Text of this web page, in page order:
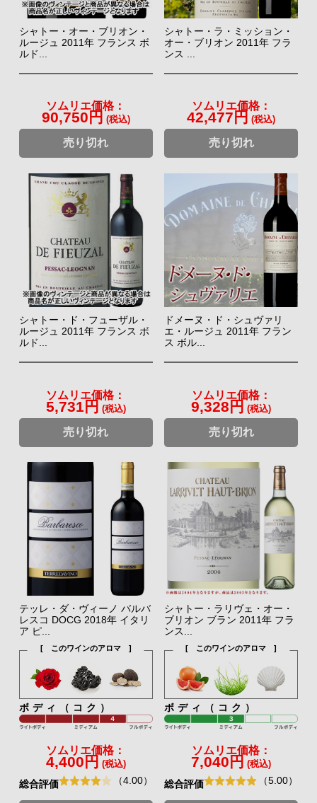
シャトー・オー・ブリオン・
ルージュ 2011年 フランス ボ
ルド...
ソムリエ価格：
90,750円 (税込)
売り切れ
シャトー・ラ・ミッション・
オー・ブリオン 2011年 フラ
ンス ...
ソムリエ価格：
42,477円 (税込)
売り切れ
シャトー・ド・フューザル・
ルージュ 2011年 フランス ボ
ルド...
ソムリエ価格：
5,731円 (税込)
売り切れ
ドメーヌ・ド・シュヴァリ
エ・ルージュ 2011年 フラン
ス ボル...
ソムリエ価格：
9,328円 (税込)
売り切れ
テッレ・ダ・ヴィーノ バルバ
レスコ DOCG 2018年 イタリ
ア ピ...
[ このワインのアロマ ]
ボディ（コク）
ソムリエ価格：
4,400円 (税込)
総合評価 （4.00）
シャトー・ラリヴェ・オー・
ブリオン ブラン 2011年 フラ
ンス...
[ このワインのアロマ ]
ボディ（コク）
ソムリエ価格：
7,040円 (税込)
総合評価 （5.00）